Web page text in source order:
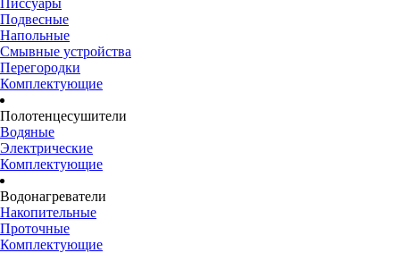
Писсуары
Подвесные
Напольные
Смывные устройства
Перегородки
Комплектующие
Полотенцесушители
Водяные
Электрические
Комплектующие
Водонагреватели
Накопительные
Проточные
Комплектующие